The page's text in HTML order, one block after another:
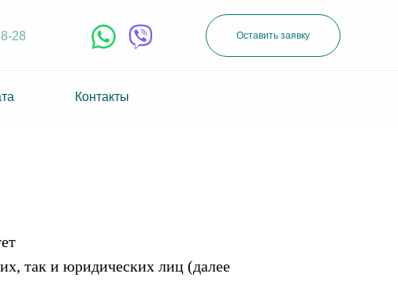
28
Контакты
Оставить заявку
так и юридических лиц (далее